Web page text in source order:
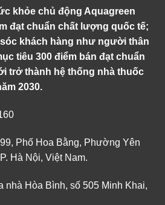
khỏe chủ động Aquagreen
đạt chuẩn chất lượng quốc tế;
khách hàng như người thân
tiêu 300 điểm bán đạt chuẩn
trở thành hệ thống nhà thuốc
2030.
Phố Hoa Bằng, Phường Yên
Hà Nội, Việt Nam.
nhà Hòa Bình, số 505 Minh Khai,